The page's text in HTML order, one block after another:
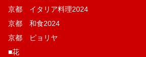
京都 イタリア料理2024
京都 和食2024
京都 ピョリヤ
■花